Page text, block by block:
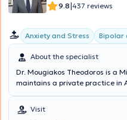
9.8|437 reviews
Anxiety and Stress Bipolar
About the specialist
Dr. Mougiakos Theodoros is a
maintains a private practice in
specialized in the Psychiatric
Kapodistrian University of
Visit